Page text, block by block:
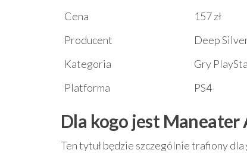
Cena
157 zł
Producent
Deep
Kategoria
Gry
Platforma
PS4
Dla kogo jest Maneater
Ten tytuł będzie szczególnie trafiony